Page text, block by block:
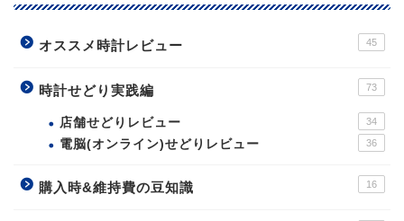
オススメ時計レビュー 45
時計せどり実践編 73
店舗せどりレビュー 34
電脳(オンライン)せどりレビュー 36
購入時&維持費の豆知識 16